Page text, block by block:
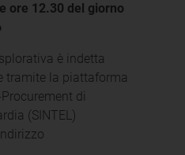
ore 12.30 del giorno
è indetta
tramite la piattaforma
di
(SINTEL)